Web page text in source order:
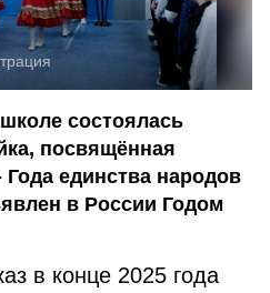
состоялась
посвящённая
единства народов
в России Годом
в конце 2025 года